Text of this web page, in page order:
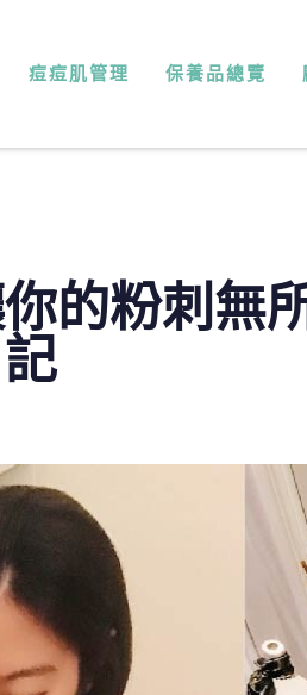
痘痘肌管理 保養品總覽
你的粉刺